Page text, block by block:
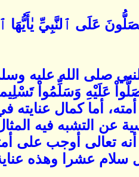
صلى الله عليه
صَلُّواْ عَلَيْهِ وَسَلِّمُواْ
أما كمال
عن التشبه فيه
تعالى أوجب على
سلام عشرا وهذه